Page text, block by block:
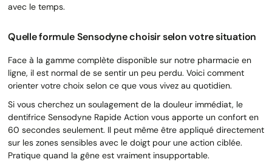
avec le temps.
Quelle formule Sensodyne choisir selon votre situation
Face à la gamme complète disponible sur notre pharmacie en
ligne, il est normal de se sentir un peu perdu. Voici comment
orienter votre choix selon ce que vous vivez au quotidien.
Si vous cherchez un soulagement de la douleur immédiat, le
dentifrice Sensodyne Rapide Action vous apporte un confort en
60 secondes seulement. Il peut même être appliqué directement
sur les zones sensibles avec le doigt pour une action ciblée.
Pratique quand la gêne est vraiment insupportable.